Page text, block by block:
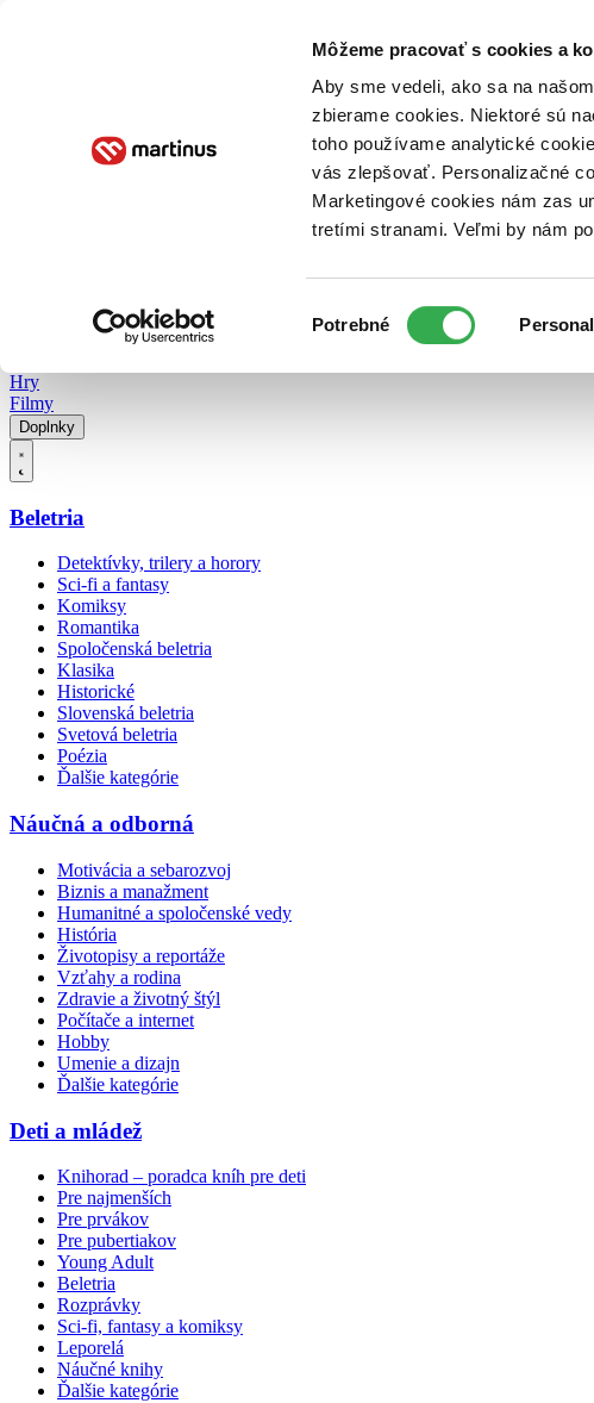
Môžeme pracovať s cookies a
Aby sme vedeli, ako sa na
zbierame cookies. Niektoré sú
toho používame analytické
vás zlepšovať. Personalizačné
Marketingové cookies nám zas
tretími stranami. Veľmi by nám
súhlasu
Potrebné
Poukážky Kontakt
Hry
Filmy
Doplnky
Beletria
Detektívky, trilery a horory
Sci-fi a fantasy
Komiksy
Romantika
Spoločenská beletria
Klasika
Historické
Slovenská beletria
Svetová beletria
Poézia
Ďalšie kategórie
Náučná a odborná
Motivácia a sebarozvoj
Biznis a manažment
Humanitné a spoločenské vedy
História
Životopisy a reportáže
Vzťahy a rodina
Zdravie a životný štýl
Počítače a internet
Hobby
Umenie a dizajn
Ďalšie kategórie
Deti a mládež
Knihorad – poradca kníh pre deti
Pre najmenších
Pre prvákov
Pre pubertiakov
Young Adult
Beletria
Rozprávky
Sci-fi, fantasy a komiksy
Leporelá
Náučné knihy
Ďalšie kategórie